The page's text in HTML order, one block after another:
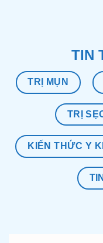
TIN
TRỊ MỤN
TRỊ
KIẾN THỨC Y